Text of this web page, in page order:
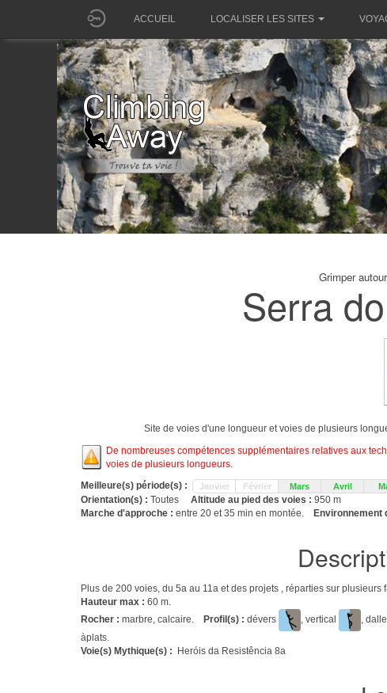
ACCUEIL LOCALISER LES SITES
Grimper
Serra
Site de voies d'une longueur et voies de plusieurs
De nombreuses compétences supplémentaires relatives aux
voies de plusieurs longueurs.
Meilleure(s) période(s) :
Janvier Février Mars Avril
Orientation(s) : Toutes Altitude au pied des voies : 950 m
Marche d'approche : entre 20 et 35 min en montée. Environnement
Plus de 200 voies, du 5a au 11a et des projets , réparties sur plusieurs
Hauteur max : 60 m.
Rocher : marbre, calcaire. Profil(s) : dévers , vertical , dalle
àplats.
Voie(s) Mythique(s) :
Heróis da Resistência 8a